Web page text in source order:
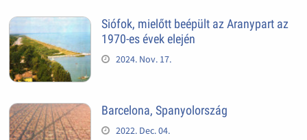
Siófok, mielőtt beépült az Aranypart az
1970-es évek elején
2024. Nov. 17.
Barcelona, Spanyolország
2022. Dec. 04.